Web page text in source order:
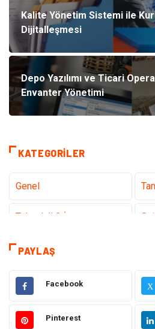
Kalite Yönetim Sistemi ile
Dijitalleşmesi
Depo Yazılımı ve Ticari
Envanter Yönetimi
KATEGORILER
Genel
Teknoloji & İnternet
Eğitim & Kariyer
Hukuk
Gündem
PAYLAŞ
Facebook X
Pinterest